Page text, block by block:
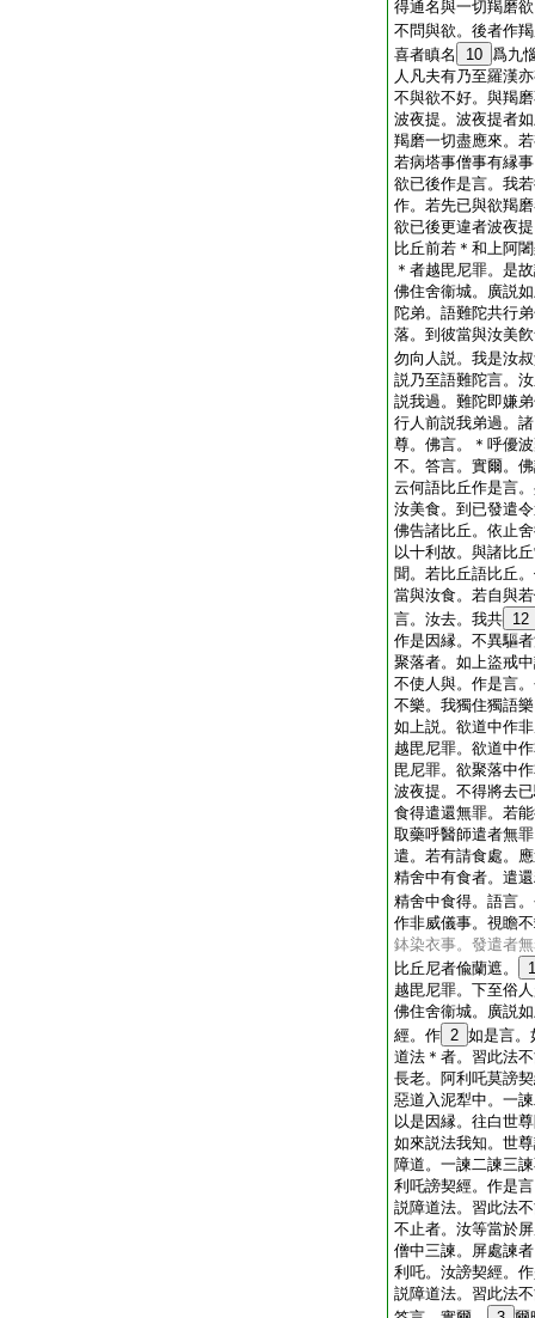
得通名與一切羯磨
不問與欲。後者作
喜者瞋名
10 爲九
人凡夫有乃至羅漢
不與欲不好。與羯
波夜提。波夜提者
羯磨一切盡應來。
若病塔事僧事有縁
欲已後作是言。我
作。若先已與欲羯
欲已後更違者波夜
比丘前若＊和上阿
＊者越毘尼罪。是
佛住舍衞城。廣説
陀弟。語難陀共行
落。到彼當與汝美
勿向人説。我是汝
説乃至語難陀言。
説我過。難陀即嫌
行人前説我弟過。
尊。佛言。＊呼優
不。答言。實爾。
云何語比丘作是言
汝美食。到已發遣
佛告諸比丘。依止
以十利故。與諸比
聞。若比丘語比丘
當與汝食。若自與
言。汝去。我共 12
作是因縁。不異驅
聚落者。如上盜戒
不使人與。作是言
不樂。我獨住獨語
如上説。欲道中作
越毘尼罪。欲道中
毘尼罪。欲聚落中
波夜提。不得將去
食得遣還無罪。若
取藥呼醫師遣者無
遣。若有請食處。
精舍中有食者。遣
精舍中食得。語言
作非威儀事。視瞻
鉢染衣事。發遣者
比丘尼者偸蘭遮。
1
越毘尼罪。下至俗
佛住舍衞城。廣説
經。作 2 如是言。
道法＊者。習此法
長老。阿利吒莫謗
惡道入泥犁中。一
以是因縁。往白世
如來説法我知。世
障道。一諫二諫三
利吒謗契經。作是
説障道法。習此法
不止者。汝等當於
僧中三諫。屏處諫
利吒。汝謗契經。
説障道法。習此法